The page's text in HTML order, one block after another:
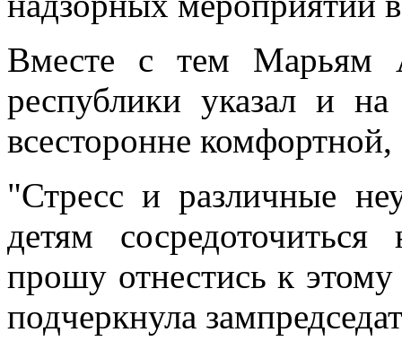
Вместе с тем Марьям
республики указал и
всесторонне
"Стресс и различные
детям
прошу отнестись к
подчеркнула